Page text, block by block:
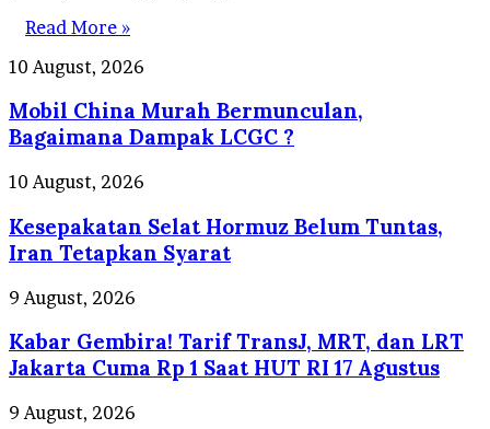
Read More »
Mobil
Murah
Bermunculan,
Bagaimana
Dampak
?
10 August, 2026
Mobil China Murah Bermunculan,
Bagaimana Dampak LCGC ?
Kesepakatan
Hormuz
Belum
Tuntas,
Iran
Tetapkan
Syarat
10 August, 2026
Kesepakatan Selat Hormuz Belum Tuntas,
Iran Tetapkan Syarat
Kabar
Tarif
TransJ,
MRT,
dan
9 August, 2026
Kabar Gembira! Tarif TransJ, MRT, dan LRT
Jakarta Cuma Rp 1 Saat HUT RI 17 Agustus
Wujudkan
9 August, 2026